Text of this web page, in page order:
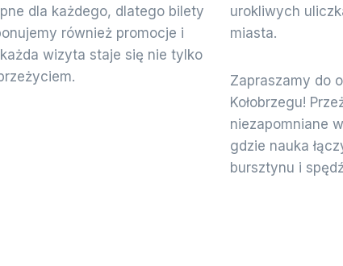
dla każdego, dlatego bilety
również promocje i
wizyta staje się nie tylko
urokliwych
miasta.
Zapraszamy do
Kołobrzegu!
niezapomniane
gdzie nauka
bursztynu i